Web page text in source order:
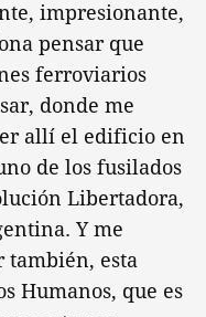
impresionante,
pensar que
ferroviarios
donde me
allí el edificio en
de los fusilados
Libertadora,
Y me
también, esta
Humanos, que es